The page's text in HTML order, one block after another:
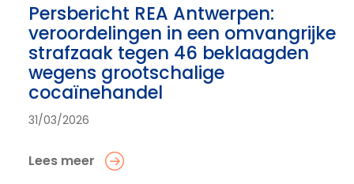
Persbericht REA Antwerpen:
veroordelingen in een omvangrijke
strafzaak tegen 46 beklaagden
wegens grootschalige
cocaïnehandel
31/03/2026
Lees meer